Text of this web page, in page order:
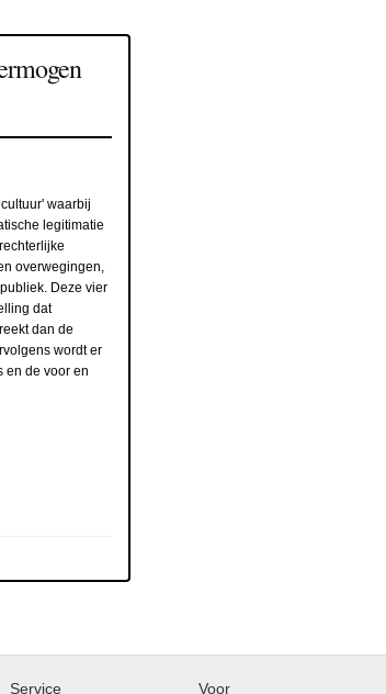
waarbij
legitimatie
overwegingen,
Deze vier
dat
dan de
wordt er
en de voor en
Service Voor